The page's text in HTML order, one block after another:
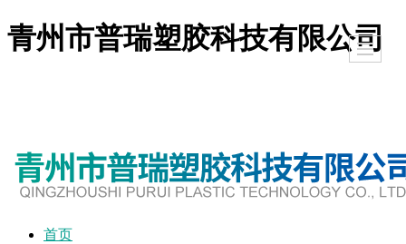
青州市普瑞塑胶科技有限公司
首页